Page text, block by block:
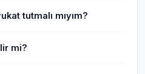
tutmalı mıyım?
mi?